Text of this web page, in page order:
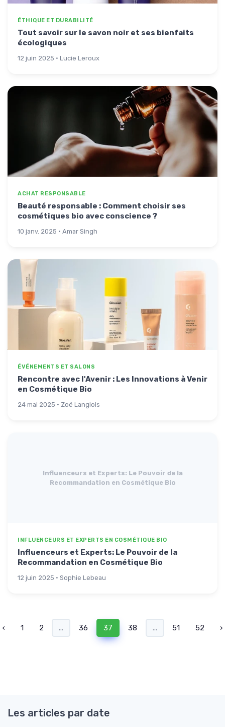
ÉTHIQUE ET DURABILITÉ
Tout savoir sur le savon noir et ses bienfaits
écologiques
12 juin 2025 · Lucie Leroux
ACHAT RESPONSABLE
Beauté responsable : Comment choisir ses
cosmétiques bio avec conscience ?
10 janv. 2025 · Amar Singh
ÉVÉNEMENTS ET SALONS
Rencontre avec l'Avenir : Les Innovations à Venir
en Cosmétique Bio
24 mai 2025 · Zoé Langlois
Influenceurs et Experts: Le Pouvoir de la
Recommandation en Cosmétique Bio
INFLUENCEURS ET EXPERTS EN COSMÉTIQUE BIO
Influenceurs et Experts: Le Pouvoir de la
Recommandation en Cosmétique Bio
12 juin 2025 · Sophie Lebeau
‹ 1 2 ... 36 37 38 ... 51 52 ›
Les articles par date